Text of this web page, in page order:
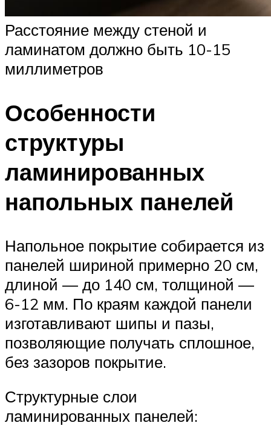
Расстояние между стеной и
ламинатом должно быть 10-15
миллиметров
Особенности
структуры
ламинированных
напольных панелей
Напольное покрытие собирается из
панелей шириной примерно 20 см,
длиной — до 140 см, толщиной —
6-12 мм. По краям каждой панели
изготавливают шипы и пазы,
позволяющие получать сплошное,
без зазоров покрытие.
Структурные слои
ламинированных панелей: